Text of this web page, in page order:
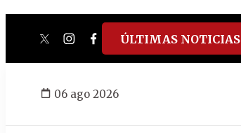
twitterinstagram
facebook
tiktokyoutube
spotify
ÚLTIMAS NOTICIAS
06 ago 2026